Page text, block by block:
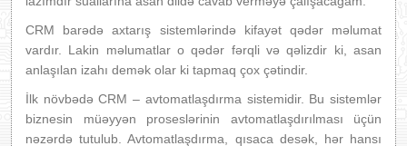
CRM barədə axtarış sistemlərində kifayət qədər məlumat
vardır. Lakin məlumatlar o qədər fərqli və qəlizdir ki, asan
anlaşılan izahı demək olar ki tapmaq çox çətindir.
İlk növbədə CRM – avtomatlaşdırma sistemidir. Bu sistemlər
biznesin müəyyən proseslərinin avtomatlaşdırılması üçün
nəzərdə tutulub. Avtomatlaşdırma, qısaca desək, hər hansı